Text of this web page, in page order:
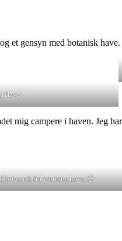
et gensyn med botanisk
Have
mig campere i haven. Jeg
broccoli fra værtens have 🙂